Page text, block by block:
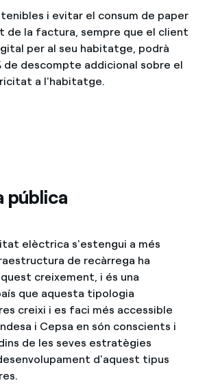
i evitar el consum de paper
de la factura, sempre que el client
per al seu habitatge, podrà
de descompte addicional sobre el
a l'habitatge.
pública
elèctrica s'estengui a més
de recàrrega ha
creixement, i és una
que aquesta tipologia
creixi i es faci més accessible
i Cepsa en són conscients i
de les seves estratègies
d'aquest tipus